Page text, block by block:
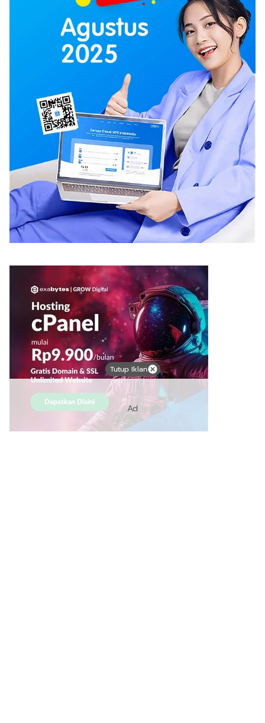
Tutup Iklan
Ad